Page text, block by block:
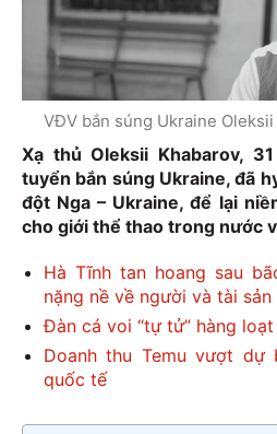
VĐV bắn súng Ukraine Oleksii
Xạ thủ Oleksii Khabarov,
tuyển bắn súng Ukraine, đã
đột Nga – Ukraine, để lại
cho giới thể thao trong nước
Hà Tĩnh tan hoang sau
nặng nề về người và tài sản
Đàn cá voi “tự tử” hàng loạt
Doanh thu Temu vượt dự
quốc tế